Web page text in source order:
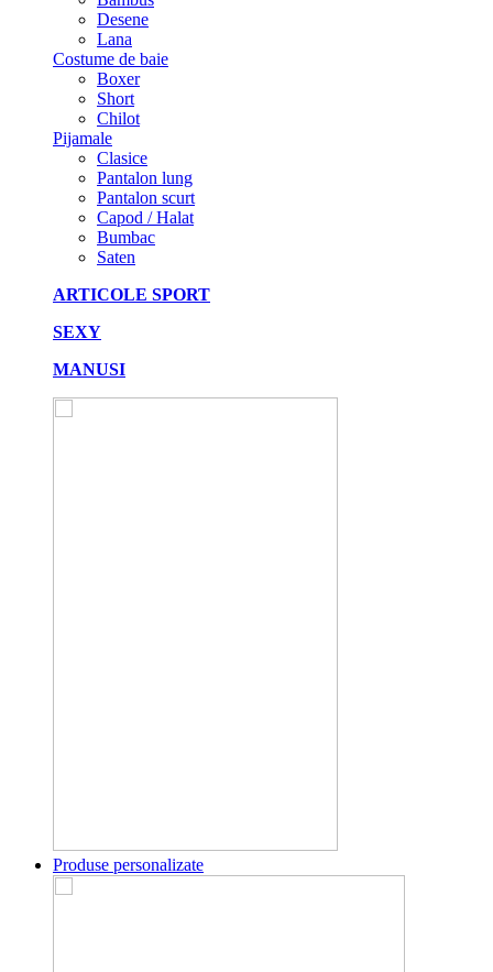
Desene
Lana
Costume de baie
Boxer
Short
Chilot
Pijamale
Clasice
Pantalon lung
Pantalon scurt
Capod / Halat
Bumbac
Saten
ARTICOLE SPORT
SEXY
MANUSI
Produse personalizate